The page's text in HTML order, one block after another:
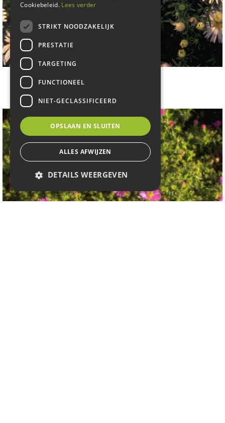
Cookiebeleid. Lees verder
STRIKT NOODZAKELIJK
PRESTATIE
TARGETING
FUNCTIONEEL
NIET-GECLASSIFICEERD
OPSLAAN EN SLUITEN
ALLES AFWIJZEN
DETAILS WEERGEVEN